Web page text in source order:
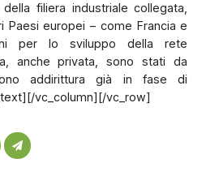
filiera industriale collegata,
Paesi europei – come Francia e
per lo sviluppo della rete
anche privata, sono stati da
addirittura già in fase di
vc_column][/vc_row]